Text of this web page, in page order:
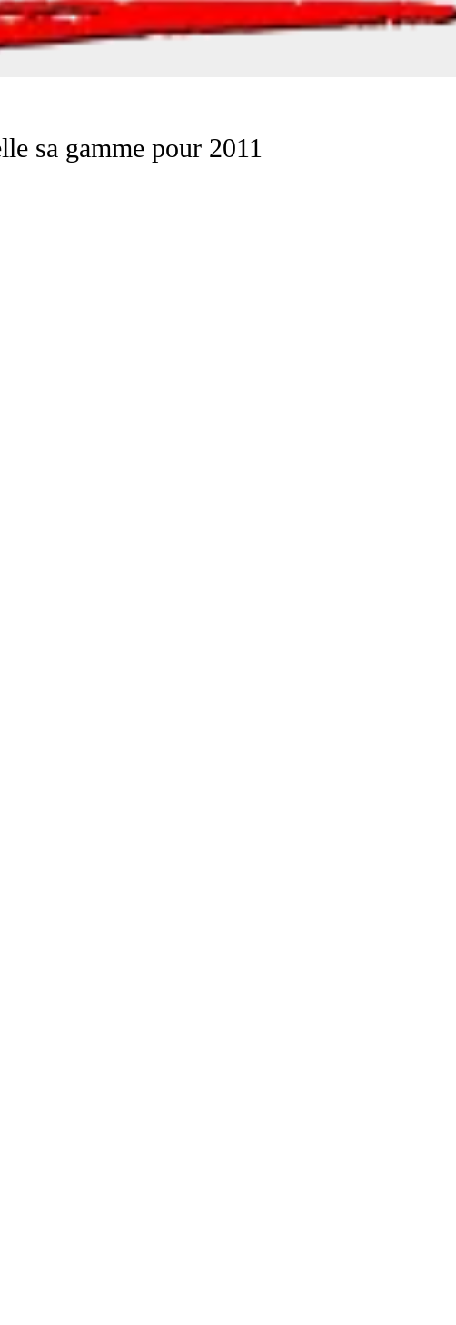
sa gamme pour 2011